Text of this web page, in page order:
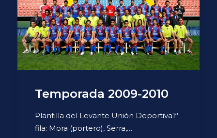
Temporada 2009-2010
Plantilla del Levante Unión Deportiva1ª
fila: Mora (portero), Serra,…